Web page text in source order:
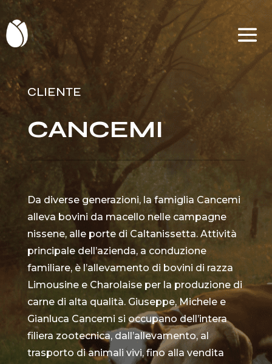
CLIENTE
CANCEMI
Da diverse generazioni, la famiglia Cancemi
alleva bovini da macello nelle campagne
nissene, alle porte di Caltanissetta. Attività
principale dell’azienda, a conduzione
familiare, è l’allevamento di bovini di razza
Limousine e Charolaise per la produzione di
carne di alta qualità. Giuseppe, Michele e
Gianluca Cancemi si occupano dell’intera
filiera zootecnica, dall’allevamento, al
trasporto di animali vivi, fino alla vendita